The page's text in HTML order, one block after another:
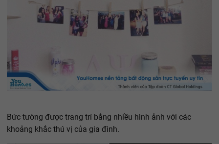
Bức tường được trang trí bằng nhiều hình ảnh với các
khoảng khắc thú vị của gia đình.